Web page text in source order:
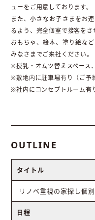
ューをご用意しております。
また、小さなお子さまをお
るよう、完全個室で接客をさ
おもちゃ、絵本、塗り絵な
みなさまでご来社ください。
※授乳・オムツ替えスペース
※敷地内に駐車場有り（ご予
※社内にコンセプトルーム有
OUTLINE
タイトル
リノベ重視の家探し個
日程